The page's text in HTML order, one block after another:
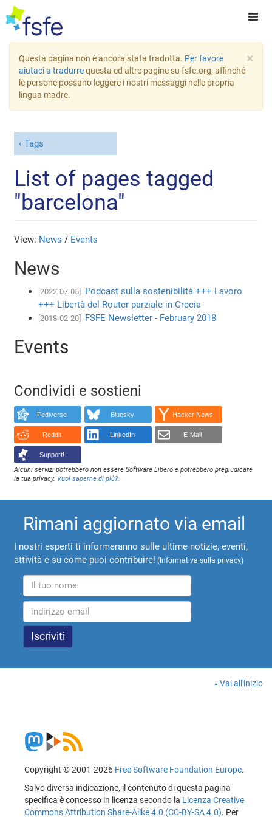
×
Questa pagina non è ancora stata tradotta. Per favore
aiutaci a tradurrequesta ed altre pagine su fsfe.org, affinché
le persone possano leggere i nostri messaggi nelle propria
lingua madre.
Tags
List of pages tagged
"barcelona"
View: News / Events
News
[2022-07-05]
Podcast sulla sostenibilità +++ Lavoro
+++ Libertà del Router parziale in Grecia
[2018-02-20] FSFE Newsletter - February 2018
Events
Condividi e sostieni
Fediverse Bluesky Hacker News
Reddit LinkedIn E-Mail
Support!
Alcuni servizi potrebbero non essere Software Libero e potrebbero pregiudicare
la tua privacy. Vuoi saperne di più?.
Rimani aggiornato via email
I nostri esperti ti informeranno sulle ultime notizie, eventi,
attività e su come puoi contribuire! ( Informativa sulla privacy)
Vai all'inizio
Copyright © 2001-2026 Free Software Foundation Europe.
Salvo diversa indicazione, il contenuto di questa pagina
specifica è concesso in licenza secondo la Licenza Creative
Commons Attribution Share-Alike 4.0 (CC-BY-SA 4.0). Per